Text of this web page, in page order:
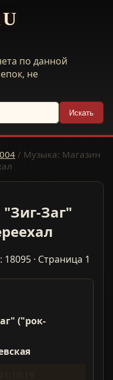
по данной
не
Искать
/ Музыка: Магазин
Заг"
· Страница 1
("рок-